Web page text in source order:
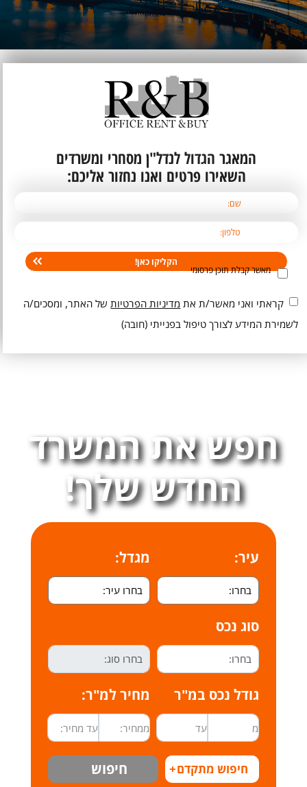
המאגר הגדול לנדל"ן מסחרי ומשרדים
השאירו פרטים ואנו נחזור אליכם:
מאשר קבלת תוכן פרסומי
קראתי ואני מאשר/ת את מדיניות הפרטיותשל האתר, ומסכים/ה
לשמירת המידע לצורך טיפול בפנייתי (חובה)
חפש את המשרד
החדש שלך!
עיר: מגדל:
סוג נכס
גודל נכס במ"ר מחיר למ"ר:
חיפוש מתקדם+ חיפוש